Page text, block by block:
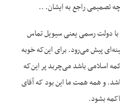
تصمیمی راجع به ایشان. ..
دولت رسمی یعنی سیویل تماس
پیش می‌رود. برای این‌که خوبه
اسلامی باشد می‌چربد پر این‌که
و همه همت ما این بود که آقای
بشود.